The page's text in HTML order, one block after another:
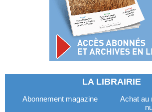
LA LIBRAIRIE
Abonnement magazine
Achat au